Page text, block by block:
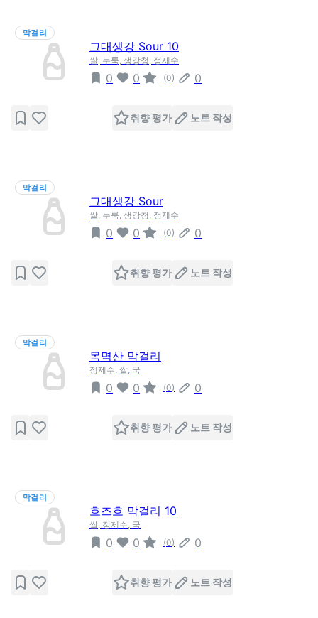
막걸리
그대생강 Sour 10
쌀, 누룩, 생강청, 정제수
0 0 (0) 0
취향 평가 노트 작성
막걸리
그대생강 Sour
쌀, 누룩, 생강청, 정제수
0 0 (0) 0
취향 평가 노트 작성
막걸리
목멱산 막걸리
정제수, 쌀, 국
0 0 (0) 0
취향 평가 노트 작성
막걸리
흐즈흐 막걸리 10
쌀, 정제수, 국
0 0 (0) 0
취향 평가 노트 작성